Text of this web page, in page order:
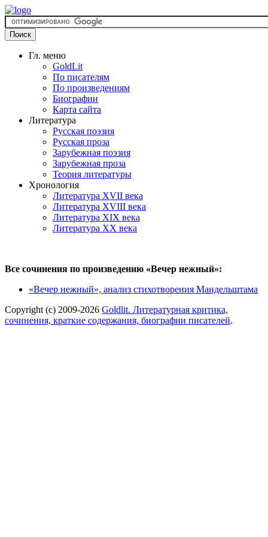
Гл. меню
GoldLit
По писателям
По произведениям
Биографии
Карта сайта
Литература
Русская поэзия
Русская проза
Зарубежная поэзия
Зарубежная проза
Теория литературы
Хронология
Литература XVII века
Литература XVIII века
Литература XIX века
Литература XX века
Все сочинения по произведению «Вечер нежный»:
«Вечер нежный», анализ стихотворения Мандельштама
Copyright (c) 2009-2026 Goldlit. Литературная критика,
сочинения, краткие содержания, биографии писателей.